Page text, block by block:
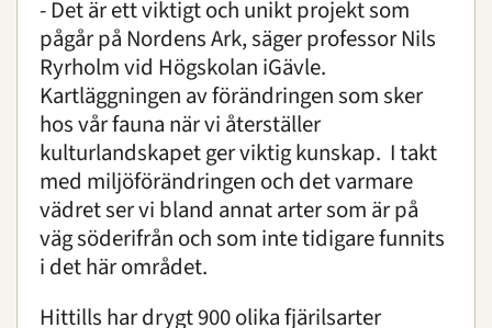
- Det är ett viktigt och unikt projekt som
pågår på Nordens Ark, säger professor Nils
Ryrholm vid Högskolan iGävle.
Kartläggningen av förändringen som sker
hos vår fauna när vi återställer
kulturlandskapet ger viktig kunskap. I takt
med miljöförändringen och det varmare
vädret ser vi bland annat arter som är på
väg söderifrån och som inte tidigare funnits
i det här området.
Hittills har drygt 900 olika fjärilsarter